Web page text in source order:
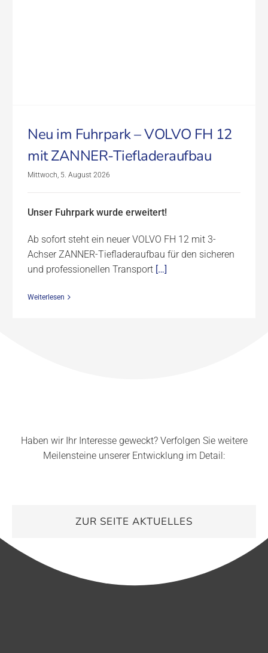
Neu im Fuhrpark – VOLVO FH 12
mit ZANNER-Tiefladeraufbau
Mittwoch, 5. August 2026
Unser Fuhrpark wurde erweitert!
Ab sofort steht ein neuer VOLVO FH 12 mit 3-
Achser ZANNER-Tiefladeraufbau für den sicheren
und professionellen Transport […]
Weiterlesen
Haben wir Ihr Interesse geweckt? Verfolgen Sie weitere
Meilensteine unserer Entwicklung im Detail:
ZUR SEITE AKTUELLES